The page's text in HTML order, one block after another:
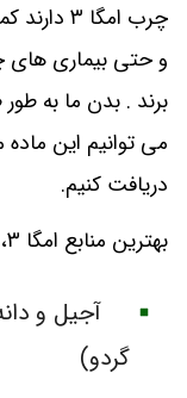
چرب
و حتی بیماری های
می توانیم این
دریافت کنیم.
بهترین منابع امگا ۳، عبارتند از:
آجیل و
گردو)